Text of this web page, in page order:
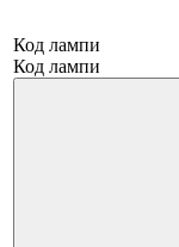
Код лампи
Код лампи